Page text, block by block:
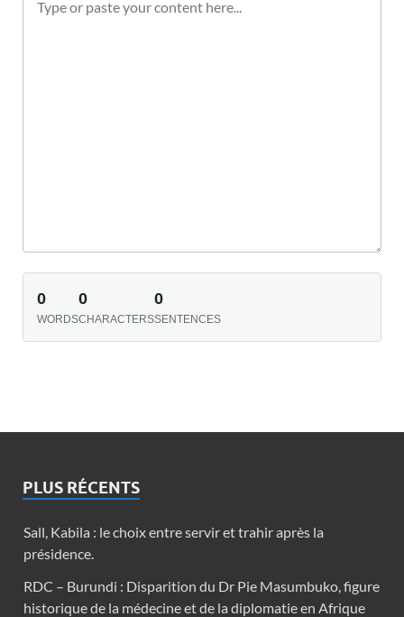
0
WORDS
0
CHARACTERS
0
SENTENCES
PLUS RÉCENTS
Sall, Kabila : le choix entre servir et trahir après la
présidence.
RDC – Burundi : Disparition du Dr Pie Masumbuko, figure
historique de la médecine et de la diplomatie en Afrique